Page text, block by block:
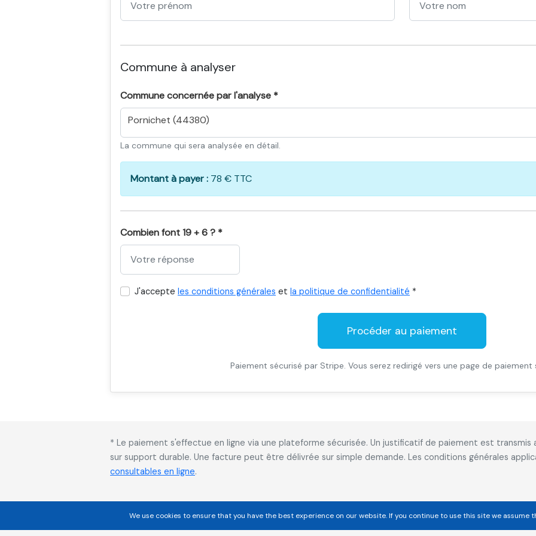
Commune à analyser
Commune concernée par l'analyse *
Pornichet (44380)
La commune qui sera analysée en détail.
Montant à payer : 78 € TTC
Combien font 19 + 6 ? *
J'accepte les conditions générales et la politique de confidentialité *
Procéder au paiement
Paiement sécurisé par Stripe. Vous serez redirigé vers une page de paiement
* Le paiement s'effectue en ligne via une plateforme sécurisée. Un justificatif de paiement est
sur support durable. Une facture peut être délivrée sur simple demande. Les conditions générales
consultables en ligne.
We use cookies to ensure that you have the best experience on our website. If you continue to use this site we assume